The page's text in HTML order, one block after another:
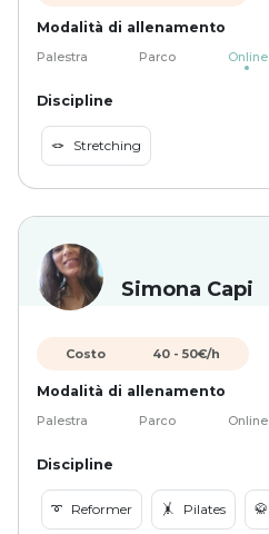
Modalità di allenamento
Palestra Parco Online
Discipline
🪢 Stretching
Simona Capi
Costo 40 - 50€/h
Modalità di allenamento
Palestra Parco Online
Discipline
➰ Reformer 🤸 Pilates 🥋